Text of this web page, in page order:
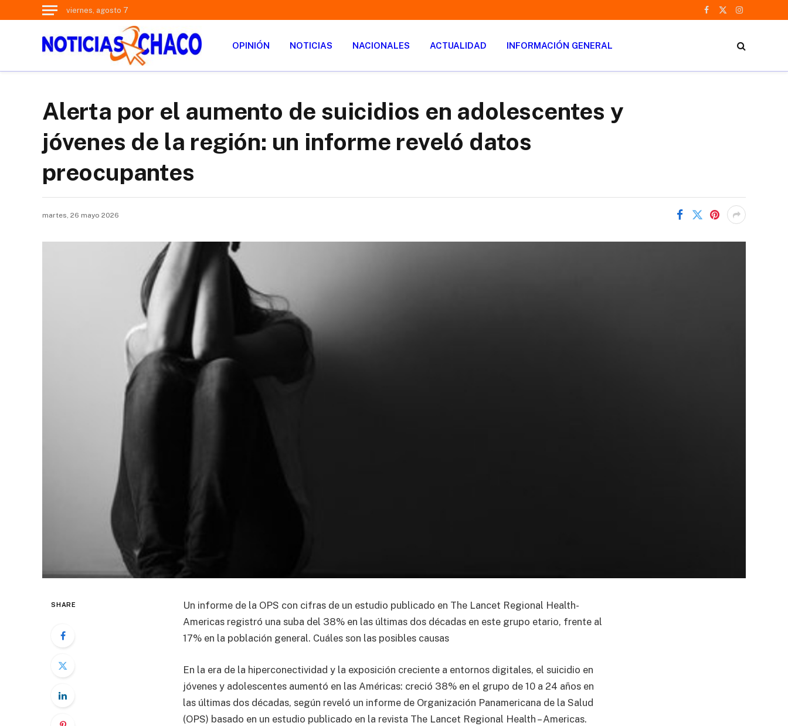
viernes, agosto 7
Facebook
X
Instagram
OPINIÓN NOTICIAS NACIONALES ACTUALIDAD INFORMACIÓN GENERAL
Alerta por el aumento de suicidios en adolescentes y
jóvenes de la región: un informe reveló datos
preocupantes
martes, 26 mayo 2026
SHARE
Un informe de la OPS con cifras de un estudio publicado en The Lancet Regional Health-
Americas registró una suba del 38% en las últimas dos décadas en este grupo etario, frente al
17% en la población general. Cuáles son las posibles causas
En la era de la hiperconectividad y la exposición creciente a entornos digitales, el suicidio en
jóvenes y adolescentes aumentó en las Américas: creció 38% en el grupo de 10 a 24 años en
las últimas dos décadas, según reveló un informe de Organización Panamericana de la Salud
(OPS) basado en un estudio publicado en la revista The Lancet Regional Health – Americas.